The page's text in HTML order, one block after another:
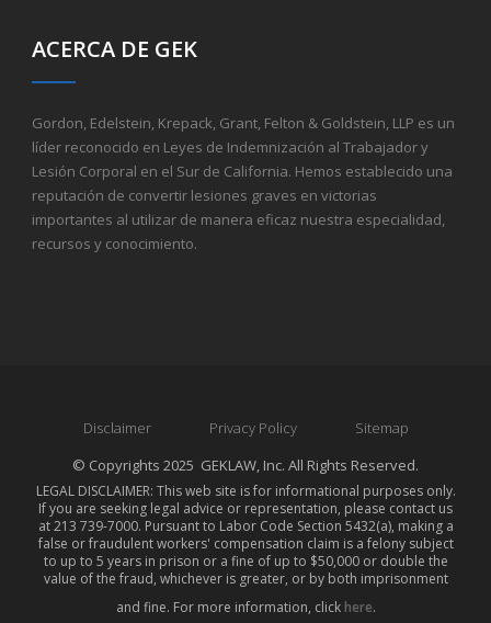
ACERCA DE GEK
Gordon, Edelstein, Krepack, Grant, Felton & Goldstein, LLP es un
líder reconocido en Leyes de Indemnización al Trabajador y
Lesión Corporal en el Sur de California. Hemos establecido una
reputación de convertir lesiones graves en victorias
importantes al utilizar de manera eficaz nuestra especialidad,
recursos y conocimiento.
Disclaimer Privacy Policy
Sitemap
© Copyrights 2025 GEKLAW, Inc. All Rights Reserved.
LEGAL DISCLAIMER: This web site is for informational purposes only.
If you are seeking legal advice or representation, please contact us
at 213 739-7000. Pursuant to Labor Code Section 5432(a), making a
false or fraudulent workers' compensation claim is a felony subject
to up to 5 years in prison or a fine of up to $50,000 or double the
value of the fraud, whichever is greater, or by both imprisonment
and fine. For more information, click here.